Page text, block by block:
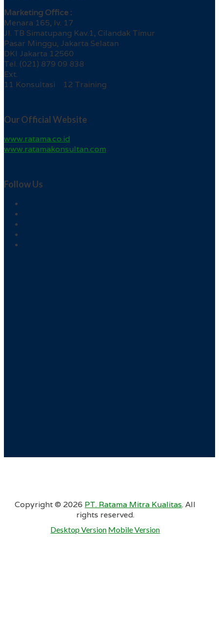
Marketing Office :
Menara 165, lv. 17
Jl. TB Simatupang Kav.1, Cilandak Timur
Pasar Minggu, Jakarta Selatan
DKI Jakarta 12560
Tel. (021) 879 09 838
Ext.
11 Konsultasi 12 Training
Our Official Website
www.ratama.co.id
www.ratamakonsultan.com
Follow Us
Copyright © 2026 PT. Ratama Mitra Kualitas. All
rights reserved.
Desktop Version Mobile Version